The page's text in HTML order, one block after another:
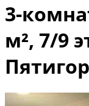
3-
м², 7/9